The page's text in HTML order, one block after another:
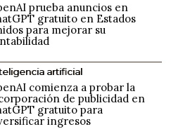
prueba anuncios en
gratuito en Estados
para mejorar su
artificial
comienza a probar la
de publicidad en
gratuito para
ingresos